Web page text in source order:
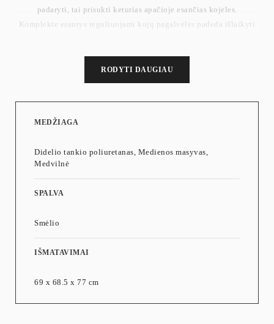
padaryti, tai prisukti keturias apačioje esančias kojeles.
Komplekte esantys reguliuojami kojų pagalvėlės padeda išlaikyti
Tinka bet kur: Jūsų svetainėje pokalbiams su draugais, balkone
laisvalaikiui, darbo kambaryje – jaukiai skaitymo vietai arba
Atlošo aukštis (nuo sėdynės): 41 cm
Svoris: 11,7 kg
RODYTI DAUGIAU
MEDŽIAGA
Didelio tankio poliuretanas, Medienos masyvas,
Medvilnė
SPALVA
Smėlio
IŠMATAVIMAI
69 x 68.5 x 77 cm